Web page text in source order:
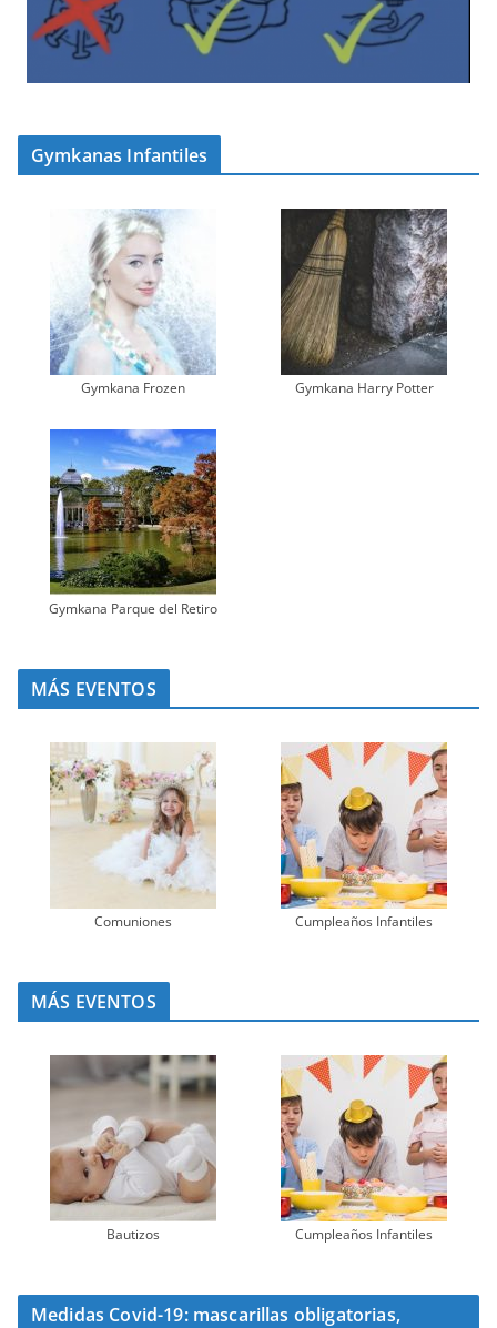
Gymkanas Infantiles
Gymkana Frozen Gymkana Harry Potter
Gymkana Parque del Retiro
MÁS EVENTOS
Comuniones Cumpleaños Infantiles
MÁS EVENTOS
Bautizos Cumpleaños Infantiles
Medidas Covid-19: mascarillas obligatorias,